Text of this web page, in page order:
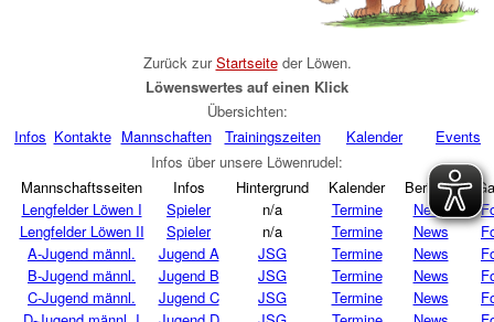
Zurück zurStartseiteder Löwen.
Löwenswertes auf einen Klick
Übersichten:
Infos Kontakte Mannschaften Trainingszeiten Kalender
Events
Infos über unsere Löwenrudel:
Mannschaftsseiten
Infos Hintergrund Kalender Berichte
Lengfelder Löwen I
Spieler n/a Termine News
Lengfelder Löwen II
Spieler n/a Termine News
A-Jugend männl.
Jugend A JSG Termine News
B-Jugend männl.
Jugend B JSG Termine News
C-Jugend männl.
Jugend C JSG Termine News